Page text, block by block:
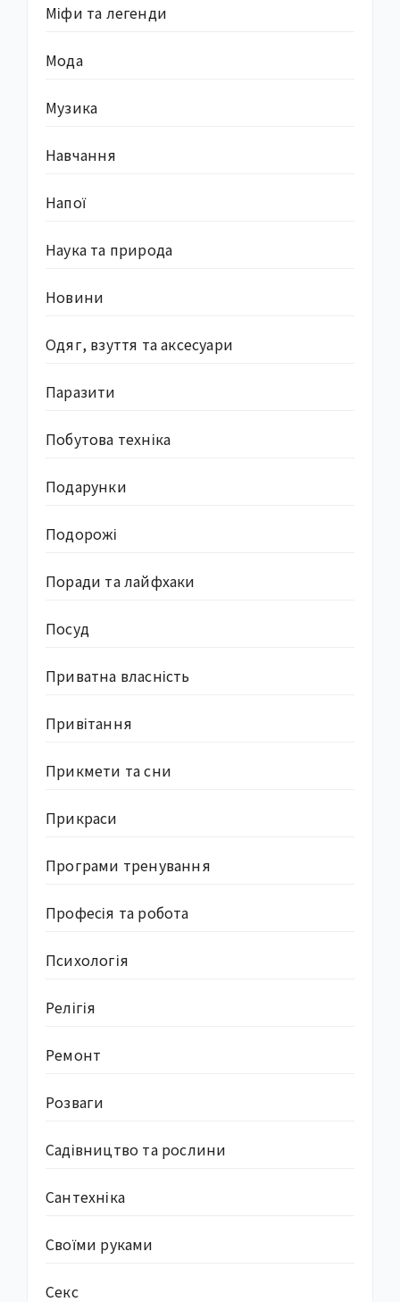
Міфи та легенди
Мода
Музика
Навчання
Напої
Наука та природа
Новини
Одяг, взуття та аксесуари
Паразити
Побутова техніка
Подарунки
Подорожі
Поради та лайфхаки
Посуд
Приватна власність
Привітання
Прикмети та сни
Прикраси
Програми тренування
Професія та робота
Психологія
Релігія
Ремонт
Розваги
Садівництво та рослини
Сантехніка
Своїми руками
Секс